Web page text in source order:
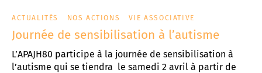
ACTUALITÉS NOS ACTIONS VIE ASSOCIATIVE
Journée de sensibilisation à l’autisme
L’APAJH80 participe à la journée de sensibilisation à
l’autisme qui se tiendra le samedi 2 avril à partir de